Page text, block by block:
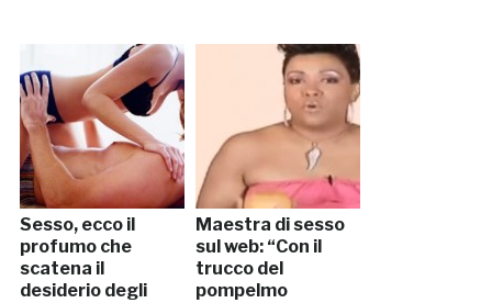
Sesso, ecco il
profumo che
scatena il
desiderio degli
Maestra di sesso
sul web: “Con il
trucco del
pompelmo